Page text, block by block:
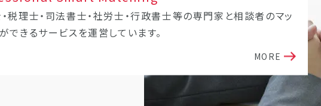
税理士・司法書士・社労士・行政書士等の専門家と相談者のマッ
できるサービスを運営しています。
MORE